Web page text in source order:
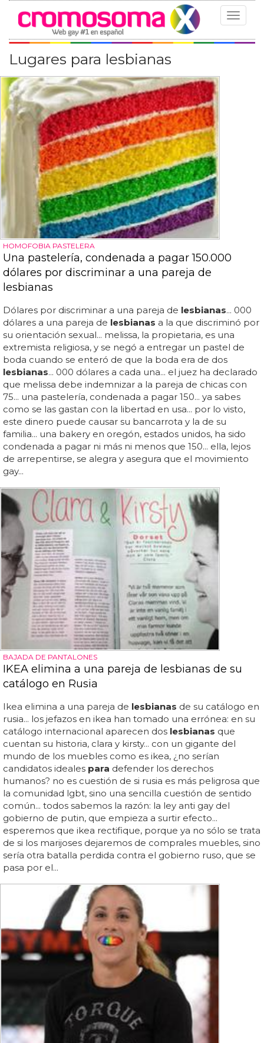
Toggle
Lugares para lesbianas
HOMOFOBIA PASTELERA
Una pastelería, condenada a pagar 150.000
dólares por discriminar a una pareja de
lesbianas
Dólares por discriminar a una pareja de lesbianas... 000
dólares a una pareja de lesbianas a la que discriminó por
su orientación sexual... melissa, la propietaria, es una
extremista religiosa, y se negó a entregar un pastel de
boda cuando se enteró de que la boda era de dos
lesbianas... 000 dólares a cada una... el juez ha declarado
que melissa debe indemnizar a la pareja de chicas con
75... una pastelería, condenada a pagar 150... ya sabes
como se las gastan con la libertad en usa... por lo visto,
este dinero puede causar su bancarrota y la de su
familia... una bakery en oregón, estados unidos, ha sido
condenada a pagar ni más ni menos que 150... ella, lejos
de arrepentirse, se alegra y asegura que el movimiento
gay...
BAJADA DE PANTALONES
IKEA elimina a una pareja de lesbianas de su
catálogo en Rusia
Ikea elimina a una pareja de lesbianas de su catálogo en
rusia... los jefazos en ikea han tomado una errónea: en su
catálogo internacional aparecen dos lesbianas que
cuentan su historia, clara y kirsty... con un gigante del
mundo de los muebles como es ikea, ¿no serían
candidatos ideales para defender los derechos
humanos? no es cuestión de si rusia es más peligrosa que
la comunidad lgbt, sino una sencilla cuestión de sentido
común... todos sabemos la razón: la ley anti gay del
gobierno de putin, que empieza a surtir efecto...
esperemos que ikea rectifique, porque ya no sólo se trata
de si los marijoses dejaremos de comprales muebles, sino
sería otra batalla perdida contra el gobierno ruso, que se
pasa por el...